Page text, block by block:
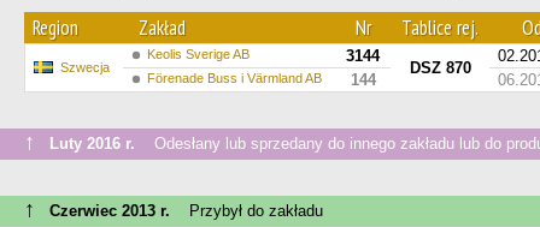
Region Zakład Nr Tablice rej.
Szwecja
Keolis Sverige AB 3144
DSZ 870
Förenade Buss i Värmland AB 144
↑ Luty 2016 r. Odesłany lub sprzedany do innego zakładu lub do
↑ Czerwiec 2013 r. Przybył do zakładu